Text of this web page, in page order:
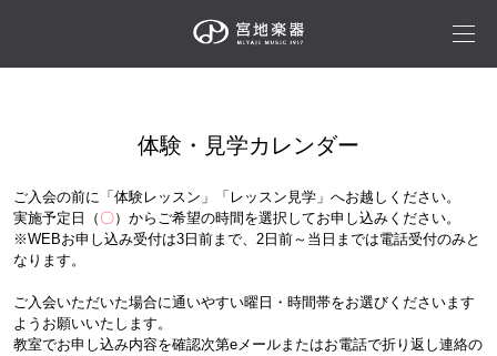
体験・見学カレンダー
ご入会の前に「体験レッスン」「レッスン見学」へお越しください。
実施予定日（ 〇）からご希望の時間を選択してお申し込みください。
※WEBお申し込み受付は3日前まで、2日前～当日までは電話受付のみと
なります。
ご入会いただいた場合に通いやすい曜日・時間帯をお選びくださいます
ようお願いいたします。
教室でお申し込み内容を確認次第eメールまたはお電話で折り返し連絡の